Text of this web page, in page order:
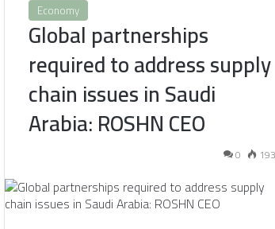
Economy
Global partnerships
required to address supply
chain issues in Saudi
Arabia: ROSHN CEO
0 193